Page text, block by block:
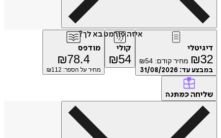
איזה פורמט בא לך?
דיגיטלי
₪32 מחיר קודם: ₪54
במבצע עד: 31/08/2026
קולי
₪54
מודפס
₪78.4
מחיר על הספר: ₪ 112
שליחה כמתנה